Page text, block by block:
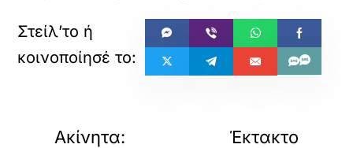
Ακίνητα:
Έκτακτο